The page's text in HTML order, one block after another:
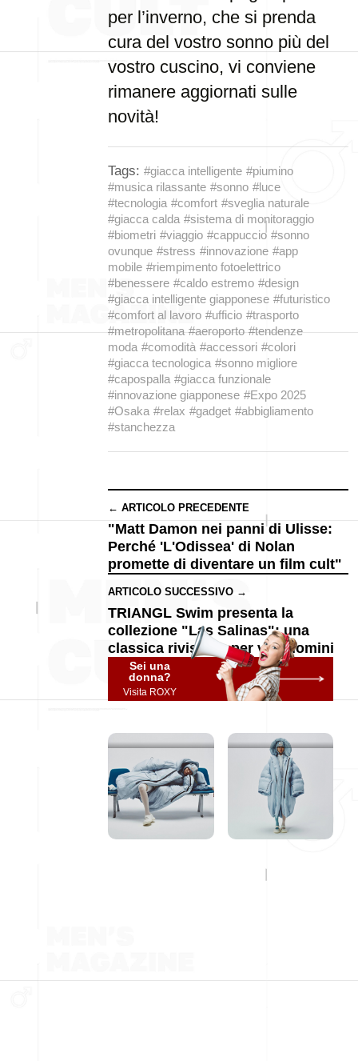
per l’inverno, che si prenda
cura del vostro sonno più del
vostro cuscino, vi conviene
rimanere aggiornati sulle
novità!
Tags: #giacca intelligente #piumino
#musica rilassante #sonno #luce
#tecnologia #comfort #sveglia naturale
#giacca calda #sistema di monitoraggio
#biometri #viaggio #cappuccio #sonno
ovunque #stress #innovazione #app
mobile #riempimento fotoelettrico
#benessere #caldo estremo #design
#giacca intelligente giapponese #futuristico
#comfort al lavoro #ufficio #trasporto
#metropolitana #aeroporto #tendenze
moda #comodità #accessori #colori
#giacca tecnologica #sonno migliore
#capospalla #giacca funzionale
#innovazione giapponese #Expo 2025
#Osaka #relax #gadget #abbigliamento
#stanchezza
← ARTICOLO PRECEDENTE
"Matt Damon nei panni di Ulisse:
Perché 'L'Odissea' di Nolan
promette di diventare un film cult"
ARTICOLO SUCCESSIVO →
TRIANGL Swim presenta la
collezione "Las Salinas": una
classica rivisitata per veri uomini
Sei una
donna?
Visita ROXY